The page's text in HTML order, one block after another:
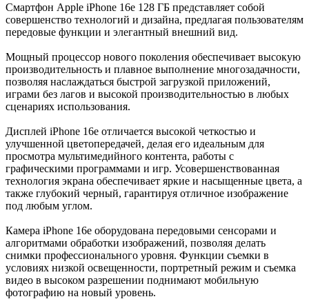
Смартфон Apple iPhone 16e 128 ГБ представляет собой
совершенство технологий и дизайна, предлагая пользователям
передовые функции и элегантный внешний вид.
Мощный процессор нового поколения обеспечивает высокую
производительность и плавное выполнение многозадачности,
позволяя наслаждаться быстрой загрузкой приложений,
играми без лагов и высокой производительностью в любых
сценариях использования.
Дисплей iPhone 16e отличается высокой четкостью и
улучшенной цветопередачей, делая его идеальным для
просмотра мультимедийного контента, работы с
графическими программами и игр. Усовершенствованная
технология экрана обеспечивает яркие и насыщенные цвета, а
также глубокий черный, гарантируя отличное изображение
под любым углом.
Камера iPhone 16e оборудована передовыми сенсорами и
алгоритмами обработки изображений, позволяя делать
снимки профессионального уровня. Функции съемки в
условиях низкой освещенности, портретный режим и съемка
видео в высоком разрешении поднимают мобильную
фотографию на новый уровень.